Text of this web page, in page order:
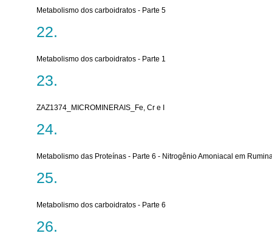
Metabolismo dos carboidratos - Parte 5
Metabolismo dos carboidratos - Parte 1
ZAZ1374_MICROMINERAIS_Fe, Cr e I
Metabolismo das Proteínas - Parte 6 - Nitrogênio Amoniacal em
Metabolismo dos carboidratos - Parte 6